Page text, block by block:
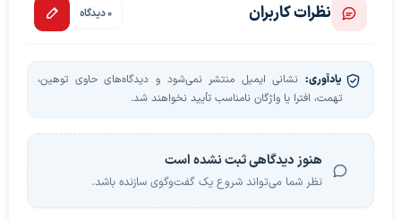
نظرات کاربران 0 دیدگاه
یادآوری: نشانی ایمیل منتشر نمی‌شود و دیدگاه‌های حاوی توهین،
تهمت، افترا یا واژگان نامناسب تأیید نخواهند شد.
هنوز دیدگاهی ثبت نشده است
نظر شما می‌تواند شروع یک گفت‌وگوی سازنده باشد.